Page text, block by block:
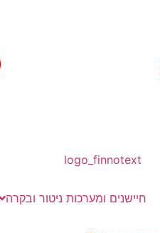
חיישנים ומערכות ניטור ובקרה